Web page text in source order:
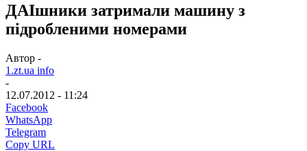
ДАІшники затримали машину з
підробленими номерами
Автор -
1.zt.ua info
-
12.07.2012 - 11:24
Facebook
WhatsApp
Telegram
Copy URL